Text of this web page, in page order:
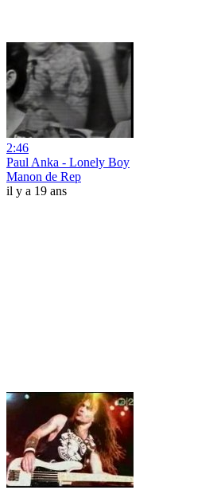
2:46
Paul Anka - Lonely Boy
Manon de Rep
il y a 19 ans